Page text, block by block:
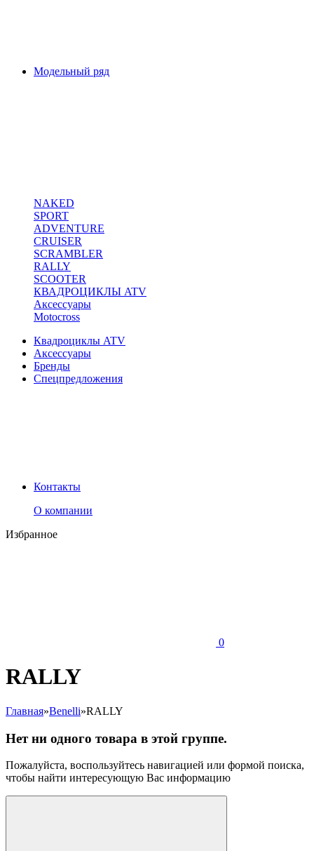
Модельный ряд
NAKED
SPORT
ADVENTURE
CRUISER
SCRAMBLER
RALLY
SCOOTER
КВАДРОЦИКЛЫ ATV
Аксессуары
Motocross
Квадроциклы ATV
Аксессуары
Бренды
Спецпредложения
Контакты
О компании
Избранное
0
RALLY
Главная»Benelli»RALLY
Нет ни одного товара в этой группе.
Пожалуйста, воспользуйтесь навигацией или формой поиска,
чтобы найти интересующую Вас информацию